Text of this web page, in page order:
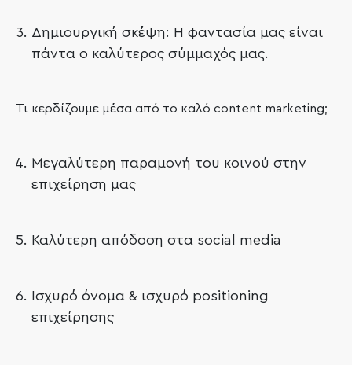
Δημιουργική σκέψη: Η φαντασία μας είναι
πάντα ο καλύτερος σύμμαχός μας.
Τι κερδίζουμε μέσα από το καλό content marketing;
Μεγαλύτερη παραμονή του κοινού στην
επιχείρηση μας
Καλύτερη απόδοση στα social media
Ισχυρό όνομα & ισχυρό positioning
επιχείρησης